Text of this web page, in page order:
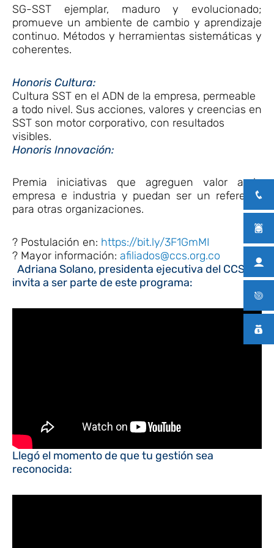
SG-SST ejemplar, maduro y evolucionado;
promueve un ambiente de cambio y aprendizaje
continuo. Métodos y herramientas sistemáticas y
coherentes.
Honoris Cultura:
Cultura SST en el ADN de la empresa, permeable
a todo nivel. Sus acciones, valores y creencias en
SST son motor corporativo, con resultados
visibles.
Honoris Innovación:
Premia iniciativas que agreguen valor a la
empresa e industria y puedan ser un referente
para otras organizaciones.
? Postulación en: https://bit.ly/3F1GmMI
? Mayor información: afiliados@ccs.org.co
Adriana Solano, presidenta ejecutiva del CCS te
invita a ser parte de este programa:
Llegó el momento de que tu gestión sea
reconocida: